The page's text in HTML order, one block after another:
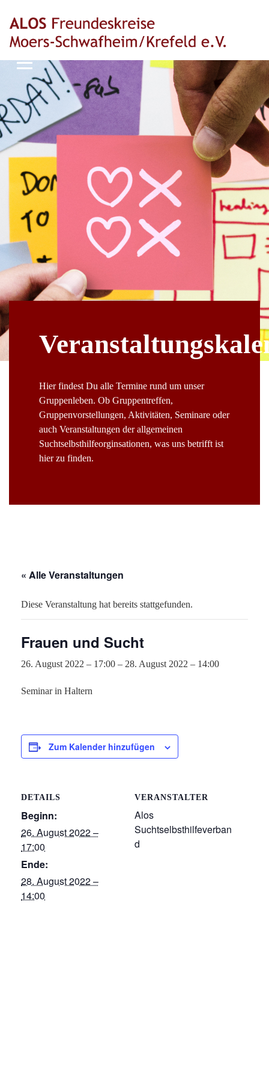
Hier findest Du alle Termine rund um unser
Gruppenleben. Ob Gruppentreffen,
Gruppenvorstellungen, Aktivitäten, Seminare oder
auch Veranstaltungen der allgemeinen
Suchtselbsthilfeorginsationen, was uns betrifft ist
hier zu finden.
« Alle Veranstaltungen
Diese Veranstaltung hat bereits stattgefunden.
Frauen und Sucht
26. August 2022 – 17:00 – 28. August 2022 – 14:00
Seminar in Haltern
Zum Kalender hinzufügen
DETAILS
Beginn:
26. August 2022 –
17:00
Ende:
28. August 2022 –
14:00
VERANSTALTER
Alos
Suchtselbsthilfeverban
d